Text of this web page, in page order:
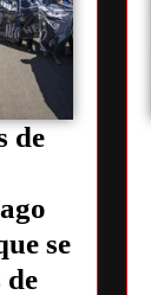
de
se
de